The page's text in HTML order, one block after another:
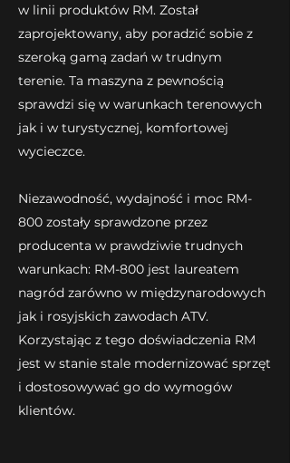
w linii produktów RM. Został
zaprojektowany, aby poradzić sobie z
szeroką gamą zadań w trudnym
terenie. Ta maszyna z pewnością
sprawdzi się w warunkach terenowych
jak i w turystycznej, komfortowej
wycieczce.
Niezawodność, wydajność i moc RM-
800 zostały sprawdzone przez
producenta w prawdziwie trudnych
warunkach: RM-800 jest laureatem
nagród zarówno w międzynarodowych
jak i rosyjskich zawodach ATV.
Korzystając z tego doświadczenia RM
jest w stanie stale modernizować sprzęt
i dostosowywać go do wymogów
klientów.